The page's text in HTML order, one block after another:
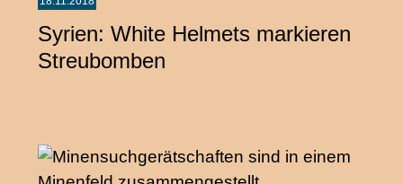
Syrien: White Helmets markieren
Streubomben